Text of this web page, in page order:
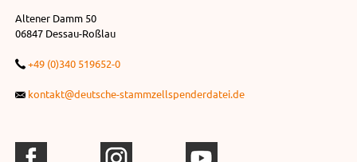
Altener Damm 50
06847 Dessau-Roßlau
+49 (0)340 519652-0
kontakt@deutsche-stammzellspenderdatei.de